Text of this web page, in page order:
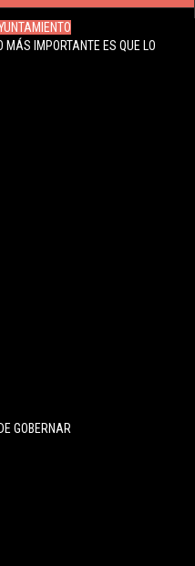
MÁS IMPORTANTE ES QUE LO
GOBERNAR